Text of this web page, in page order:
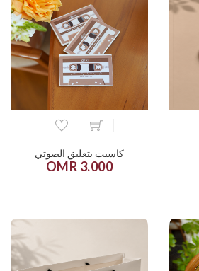
كاسيت بتعليق الصوتي
3.000 OMR